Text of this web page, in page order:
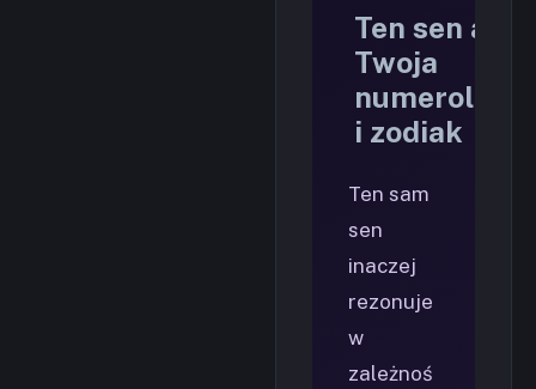
Ten sen a
Twoja
numerologia
i zodiak
Ten sam
sen
inaczej
rezonuje
w
zależnoś